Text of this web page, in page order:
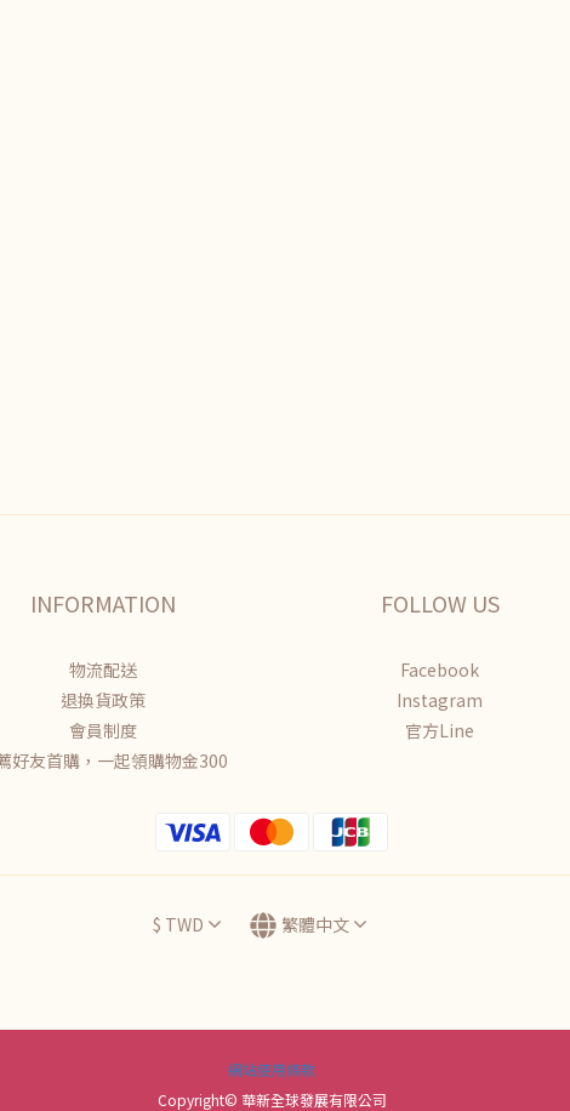
INFORMATION
物流配送
退換貨政策
會員制度
好友首購，一起領購物金300
FOLLOW US
Facebook
Instagram
官方Line
$ TWD 繁體中文
網站使用條款
Copyright© 華新全球發展有限公司